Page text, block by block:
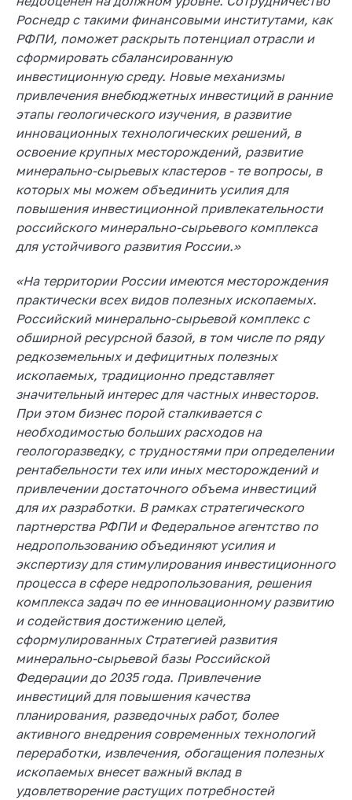
Роснедр с такими финансовыми институтами, как
РФПИ, поможет раскрыть потенциал отрасли и
сформировать сбалансированную
инвестиционную среду. Новые механизмы
привлечения внебюджетных инвестиций в ранние
этапы геологического изучения, в развитие
инновационных технологических решений, в
освоение крупных месторождений, развитие
минерально-сырьевых кластеров - те вопросы, в
которых мы можем объединить усилия для
повышения инвестиционной привлекательности
российского минерально-сырьевого комплекса
для устойчивого развития России.»
«На территории России имеются месторождения
практически всех видов полезных ископаемых.
Российский минерально-сырьевой комплекс с
обширной ресурсной базой, в том числе по ряду
редкоземельных и дефицитных полезных
ископаемых, традиционно представляет
значительный интерес для частных инвесторов.
При этом бизнес порой сталкивается с
необходимостью больших расходов на
геологоразведку, с трудностями при определении
рентабельности тех или иных месторождений и
привлечении достаточного объема инвестиций
для их разработки. В рамках стратегического
партнерства РФПИ и Федеральное агентство по
недропользованию объединяют усилия и
экспертизу для стимулирования инвестиционного
процесса в сфере недропользования, решения
комплекса задач по ее инновационному развитию
и содействия достижению целей,
сформулированных Стратегией развития
минерально-сырьевой базы Российской
Федерации до 2035 года. Привлечение
инвестиций для повышения качества
планирования, разведочных работ, более
активного внедрения современных технологий
переработки, извлечения, обогащения полезных
ископаемых внесет важный вклад в
удовлетворение растущих потребностей